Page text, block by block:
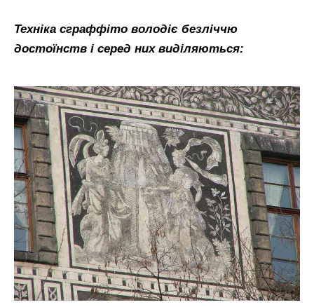
Техніка сграффіто володіє безліччю
достоїнств і серед них виділяються: